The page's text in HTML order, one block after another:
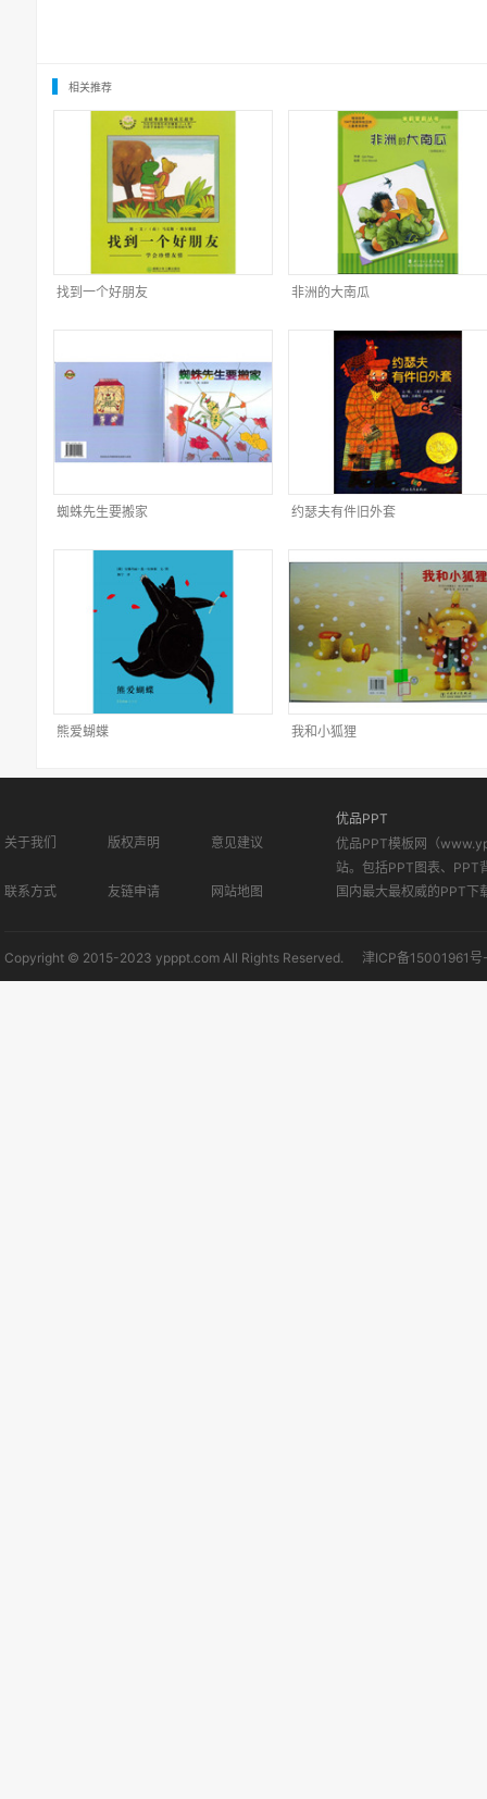
相关推荐
找到一个好朋友 非洲的大南瓜
蜘蛛先生要搬家 约瑟夫有件旧外套
熊爱蝴蝶 我和小狐狸
关于我们 版权声明 意见建议
联系方式 友链申请 网站地图
优品PPT
优品PPT模板网（
站。包括PPT图表、PPT
国内最大最权威的PPT下
Copyright © 2015-2023 ypppt.com All Rights Reserved. 津ICP备15001961号